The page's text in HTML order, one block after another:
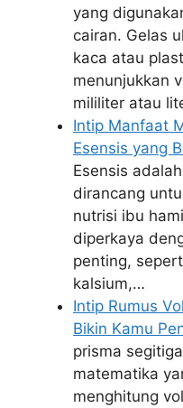
yang
cairan. Gelas
kaca atau
menunjukkan
mililiter atau
Intip Manfaat
Esensis yang
Esensis
dirancang
nutrisi ibu
diperkaya
penting,
kalsium,…
Intip Rumus
Bikin Kamu
prisma
matematika
menghitung